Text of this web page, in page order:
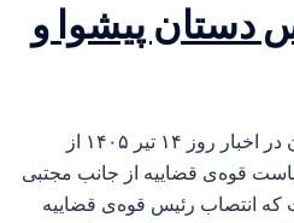
دستان پیشوا و
تلویزیون شبکه خبر نظام ملایان در اخبار روز ۱۴ تیر ۱۴۰۵ از
قوه‌ی قضاییه از جانب مجتبی
۴۷ سال است که انتصاب رئیس قوه‌ی قضاییه